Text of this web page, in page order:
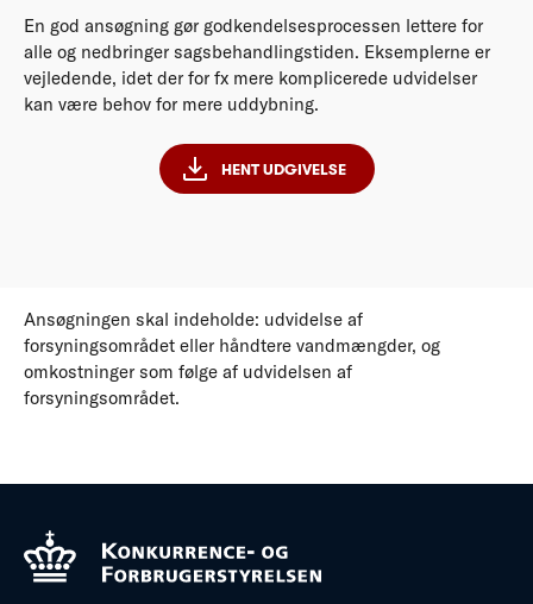
En god ansøgning gør godkendelsesprocessen lettere for
alle og nedbringer sagsbehandlingstiden. Eksemplerne er
vejledende, idet der for fx mere komplicerede udvidelser
kan være behov for mere uddybning.
HENT UDGIVELSE
Ansøgningen skal indeholde: udvidelse af
forsyningsområdet eller håndtere vandmængder, og
omkostninger som følge af udvidelsen af
forsyningsområdet.